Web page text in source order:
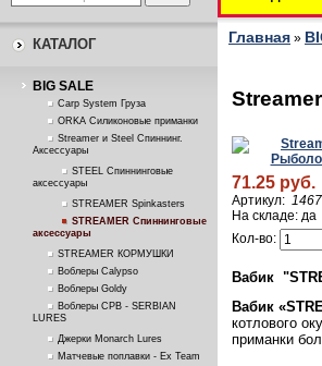
КАТАЛОГ
BIG SALE
Carp System Груза
ORKA Силиконовые приманки
Streamer и Steel Спиннинг.
Аксессуары
STEEL Спиннинговые
аксессуары
STREAMER Spinkasters
STREAMER Спиннинговые
аксессуары
STREAMER КОРМУШКИ
Воблеры Calypso
Воблеры Goldy
Воблеры СРВ - SERBIAN
LURES
Джерки Monarch Lures
Матчевые поплавки - Ex Team
Главная »
71.25 руб.
Артикул:
На складе: да
Кол-во:
Вабик
Вабик «
котлового
приманки